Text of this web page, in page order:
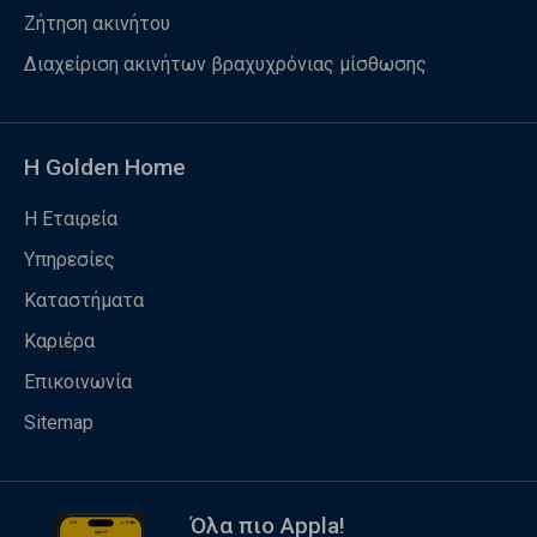
Ζήτηση ακινήτου
Διαχείριση ακινήτων βραχυχρόνιας μίσθωσης
Η Golden Home
Η Εταιρεία
Υπηρεσίες
Καταστήματα
Καριέρα
Επικοινωνία
Sitemap
Όλα πιο Appla!